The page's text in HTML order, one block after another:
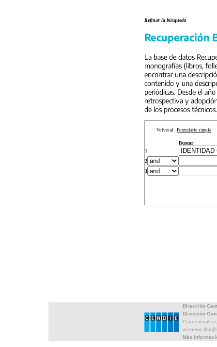
Refinar la búsqueda
Recuperación
La base de datos
monografías (libros,
encontrar una
contenido y una
periódicas. Desde el
retrospectiva y
de los procesos técnicos.
Volver al : Formulario simple
Buscar
1
2
3
Dirección
Dirección
Para
al correo
Más